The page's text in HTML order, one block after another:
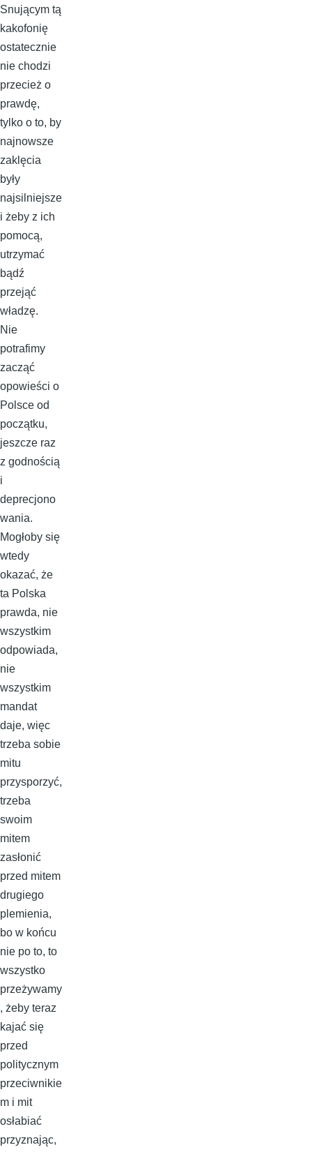
Snującym tą
kakofonię
ostatecznie
nie chodzi
przecież o
prawdę,
tylko o to, by
najnowsze
zaklęcia
były
najsilniejsze
i żeby z ich
pomocą,
utrzymać
bądź
przejąć
władzę.
Nie
potrafimy
zacząć
opowieści o
Polsce od
początku,
jeszcze raz
z godnością
i
deprecjono
wania.
Mogłoby się
wtedy
okazać, że
ta Polska
prawda, nie
wszystkim
odpowiada,
nie
wszystkim
mandat
daje, więc
trzeba sobie
mitu
przysporzyć,
trzeba
swoim
mitem
zasłonić
przed mitem
drugiego
plemienia,
bo w końcu
nie po to, to
wszystko
przeżywamy
, żeby teraz
kajać się
przed
politycznym
przeciwnikie
m i mit
osłabiać
przyznając,